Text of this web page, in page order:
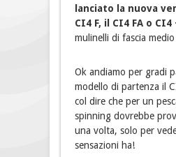
lanciato la nuova
CI4 F, il CI4 FA o CI4
mulinelli di fascia
Ok andiamo per gradi
modello di partenza il
col dire che per un
spinning dovrebbe
una volta, solo per
sensazioni ha!